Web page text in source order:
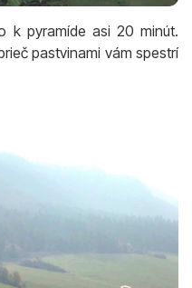
k pyramíde asi 20 minút.
pastvinami vám spestrí